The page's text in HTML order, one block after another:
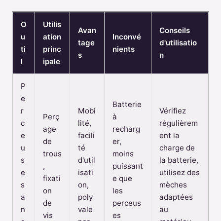
O
u
ti
l
Utilis
ation
princ
ipale
Avan
tage
s
Inconvé
nients
Conseils
d'utilisatio
n
P
e
r
c
e
u
s
e
s
a
n
Perç
age
de
trous
,
fixati
on
de
vis
Mobi
lité,
facili
té
d'util
isati
on,
poly
vale
Batterie
à
recharg
er,
moins
puissant
e que
les
perceus
es
Vérifiez
régulièrem
ent la
charge de
la batterie,
utilisez des
mèches
adaptées
au